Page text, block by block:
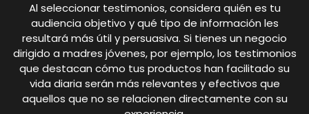
Al seleccionar testimonios, considera quién es tu
audiencia objetivo y qué tipo de información les
resultará más útil y persuasiva. Si tienes un negocio
dirigido a madres jóvenes, por ejemplo, los testimonios
que destacan cómo tus productos han facilitado su
vida diaria serán más relevantes y efectivos que
aquellos que no se relacionen directamente con su